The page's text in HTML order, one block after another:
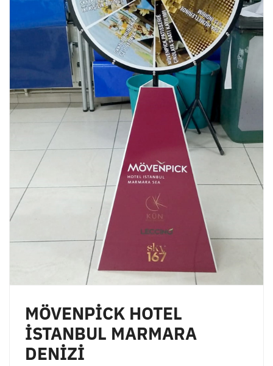
MÖVENPİCK HOTEL
İSTANBUL MARMARA
DENİZİ